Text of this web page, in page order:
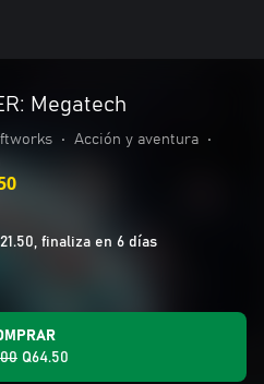
Megatech
• Acción y aventura
•
finaliza en 6 días
Q64.50